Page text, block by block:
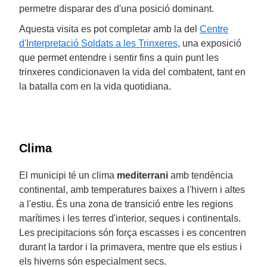
permetre disparar des d'una posició dominant.
Aquesta visita es pot completar amb la del Centre
d'Interpretació Soldats a les Trinxeres, una exposició
que permet entendre i sentir fins a quin punt les
trinxeres condicionaven la vida del combatent, tant en
la batalla com en la vida quotidiana.
Clima
El municipi té un clima mediterrani amb tendència
continental, amb temperatures baixes a l'hivern i altes
a l'estiu. És una zona de transició entre les regions
marítimes i les terres d'interior, seques i continentals.
Les precipitacions són força escasses i es concentren
durant la tardor i la primavera, mentre que els estius i
els hiverns són especialment secs.